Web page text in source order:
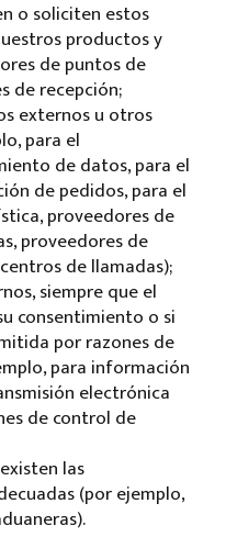
o soliciten estos
productos y
de puntos de
de recepción;
externos u otros
para el
de datos, para el
de pedidos, para el
proveedores de
proveedores de
de llamadas);
siempre que el
consentimiento o si
por razones de
para información
electrónica
de control de
las
(por ejemplo,